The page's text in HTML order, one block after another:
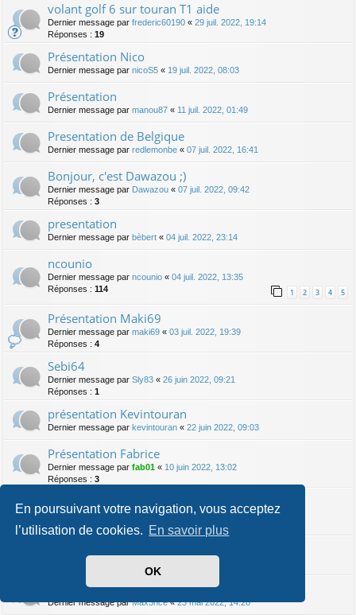
En poursuivant votre navigation, vous acceptez
l’utilisation de cookies. En savoir plus
OK
volant golf 6 sur touran T1 aide
Dernier message par frederic60190 « 29 juil. 2022, 19:14
Réponses : 19
Présentation Nico
Dernier message par nicoS5 « 19 juil. 2022, 08:03
Présentation
Dernier message par manou87 « 11 juil. 2022, 01:49
Presentation de Belgique
Dernier message par redlemonbe « 07 juil. 2022, 16:41
Bonjour, c'est Dawazou ;)
Dernier message par Dawazou « 07 juil. 2022, 09:42
Réponses : 3
presentation
Dernier message par bèbert « 04 juil. 2022, 23:14
ncounio
Dernier message par ncounio « 04 juil. 2022, 13:35
Réponses : 114 1 2 3 4 5
Présentation Maki69
Dernier message par maki69 « 03 juil. 2022, 19:39
Réponses : 4
Sebi64
Dernier message par Sly83 « 26 juin 2022, 09:21
Réponses : 1
présentation Kevintouran
Dernier message par kevintouran « 22 juin 2022, 09:03
Présentation Fabrice
Dernier message par fab01 « 10 juin 2022, 13:02
Réponses : 3
présentation kelly0602
Dernier message par fab01 «10 juin 2022, 12:58
Réponses : 1
Présentation
Dernier message parMax3nce«23 mai 2022, 14:28